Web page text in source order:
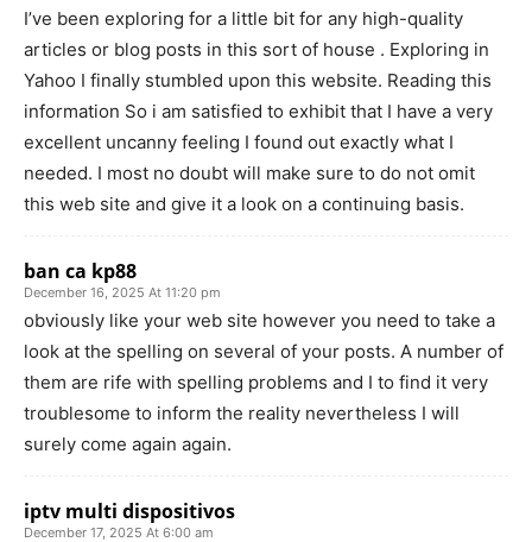
I’ve been exploring for a little bit for any high-quality
articles or blog posts in this sort of house . Exploring in
Yahoo I finally stumbled upon this website. Reading this
information So i am satisfied to exhibit that I have a very
excellent uncanny feeling I found out exactly what I
needed. I most no doubt will make sure to do not omit
this web site and give it a look on a continuing basis.
ban ca kp88
December 16, 2025 At 11:20 pm
obviously like your web site however you need to take a
look at the spelling on several of your posts. A number of
them are rife with spelling problems and I to find it very
troublesome to inform the reality nevertheless I will
surely come again again.
iptv multi dispositivos
December 17, 2025 At 6:00 am